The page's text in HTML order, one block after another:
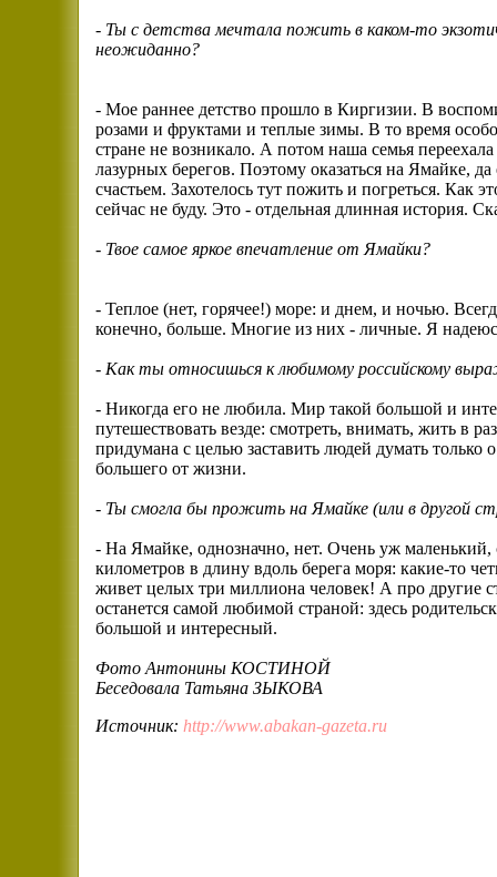
- Ты с детства мечтала пожить в каком-то
неожиданно?
- Мое раннее детство прошло в Киргизии. В
розами и фруктами и теплые зимы. В то время
стране не возникало. А потом наша семья
лазурных берегов. Поэтому оказаться на Ямайке,
счастьем. Захотелось тут пожить и погреться. Как
сейчас не буду. Это - отдельная длинная история.
- Твое самое яркое впечатление от Ямайки?
- Теплое (нет, горячее!) море: и днем, и ночью.
конечно, больше. Многие из них - личные. Я
- Как ты относишься к любимому российскому
- Никогда его не любила. Мир такой большой и
путешествовать везде: смотреть, внимать, жить в
придумана с целью заставить людей думать
большего от жизни.
- Ты смогла бы прожить на Ямайке (или в другой
- На Ямайке, однозначно, нет. Очень уж
километров в длину вдоль берега моря: какие-то
живет целых три миллиона человек! А про другие
останется самой любимой страной: здесь
большой и интересный.
Фото Антонины КОСТИНОЙ
Беседовала Татьяна ЗЫКОВА
Источник: http://www.abakan-gazeta.ru